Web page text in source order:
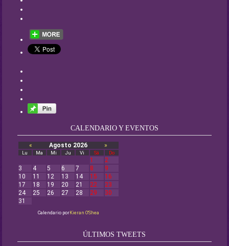
CALENDARIO Y EVENTOS
« Agosto 2026 »
Lu Ma Mi Ju Vi Sá Do
1
2
3
4 5 6 7 8
9
10
11 12 13 14 15
16
17
18 19 20 21 22
23
24
25 26 27 28 29
30
31
Calendario por Kieran O'Shea
ÚLTIMOS TWEETS